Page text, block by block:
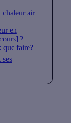
chaleur air-
en
?
que faire?
ses